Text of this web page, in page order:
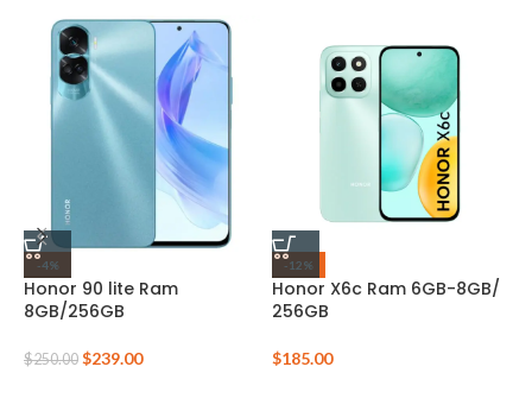
-4%
Honor 90 lite Ram
8GB/256GB
$250.00 $239.00
-12%
Honor X6c Ram 6GB-8GB/
256GB
$185.00